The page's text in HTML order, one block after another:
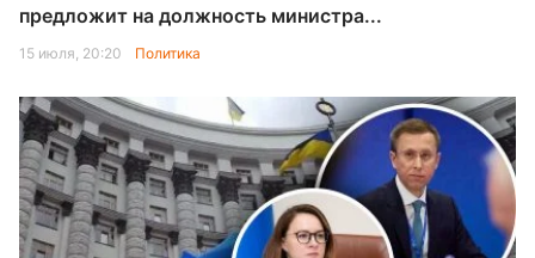
предложит на должность министра...
15 июля, 20:20 Политика